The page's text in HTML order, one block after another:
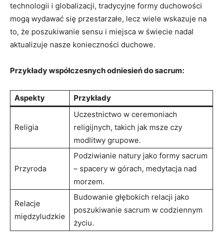
technologii i globalizacji, tradycyjne formy duchowości
mogą wydawać się przestarzałe, lecz wiele wskazuje na
to, że poszukiwanie sensu i miejsca w świecie nadal
aktualizuje nasze konieczności duchowe.
Przykłady współczesnych odniesień do sacrum:
Aspekty Przykłady
Religia
Uczestnictwo w ceremoniach
religijnych, takich jak msze czy
modlitwy grupowe.
Przyroda
Podziwianie natury jako formy sacrum
– spacery w górach, medytacja nad
morzem.
Relacje
międzyludzkie
Budowanie głębokich relacji jako
poszukiwanie sacrum w codziennym
życiu.